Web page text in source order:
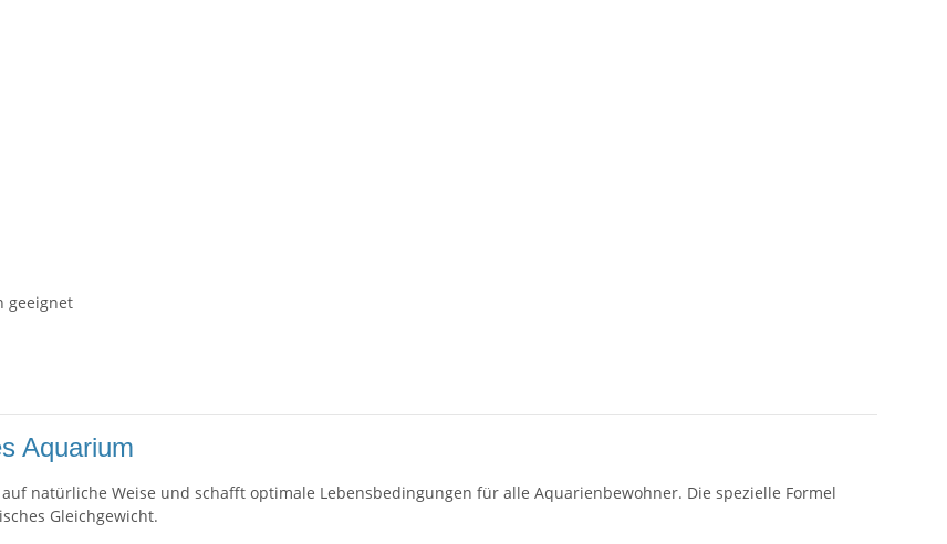
geeignet
Aquarium
natürliche Weise und schafft optimale Lebensbedingungen für alle Aquarienbewohner. Die spezielle Formel
Gleichgewicht.